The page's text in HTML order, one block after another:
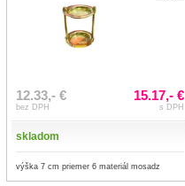
12.33,- €
bez DPH
15.17,- €
s DPH
skladom
výška 7 cm priemer 6 materiál mosadz